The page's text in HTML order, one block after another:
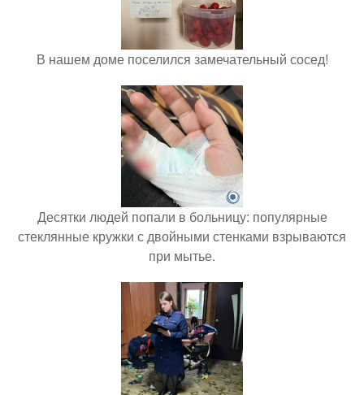
В нашем доме поселился замечательный сосед!
Десятки людей попали в больницу: популярные
стеклянные кружки с двойными стенками взрываются
при мытье.